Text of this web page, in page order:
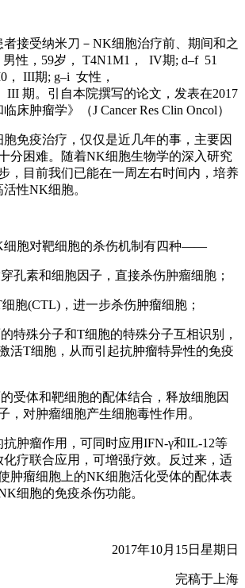
受纳米刀－NK细胞治疗前、期间和之
男性，59岁， T4N1M1， IV期; d–f 51
， III期; g–i 女性，
III 期。引自本院撰写的论文，发表在2017
床肿瘤学》（J Cancer Res Clin Oncol）
疫治疗，仅仅是近几年的事，主要因
分困难。随着NK细胞生物学的深入研究
，目前我们已能在一周左右时间内，培养
性NK细胞。
胞对靶细胞的杀伤机制有四种——
素和细胞因子，直接杀伤肿瘤细胞；
(CTL)，进一步杀伤肿瘤细胞；
殊分子和T细胞的特殊分子互相识别，
活T细胞，从而引起抗肿瘤特异性的免疫
体和靶细胞的配体结合，释放细胞因
，对肿瘤细胞产生细胞毒性作用。
瘤作用，可同时应用IFN-γ和IL-12等
疗联合应用，可增强疗效。反过来，适
肿瘤细胞上的NK细胞活化受体的配体表
细胞的免疫杀伤功能。
2017年10月15日星期日
完稿于上海